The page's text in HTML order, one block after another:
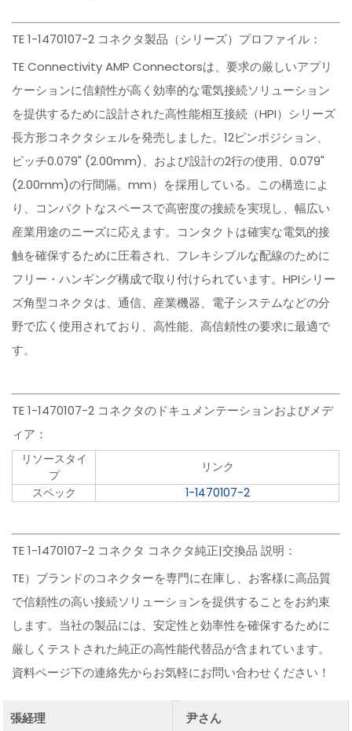
TE 1-1470107-2 コネクタ製品（シリーズ）プロファイル：
TE Connectivity AMP Connectorsは、要求の厳しいアプリ
ケーションに信頼性が高く効率的な電気接続ソリューション
を提供するために設計された高性能相互接続（HPI）シリーズ
長方形コネクタシェルを発売しました。12ピンポジション、
ピッチ0.079" (2.00mm)、および設計の2行の使用、0.079"
(2.00mm)の行間隔。mm）を採用している。この構造によ
り、コンパクトなスペースで高密度の接続を実現し、幅広い
産業用途のニーズに応えます。コンタクトは確実な電気的接
触を確保するために圧着され、フレキシブルな配線のために
フリー・ハンギング構成で取り付けられています。HPIシリー
ズ角型コネクタは、通信、産業機器、電子システムなどの分
野で広く使用されており、高性能、高信頼性の要求に最適で
す。
TE 1-1470107-2 コネクタのドキュメンテーションおよびメデ
ィア：
リソースタイ
プ
リンク
スペック
1-1470107-2
TE 1-1470107-2 コネクタ コネクタ純正|交換品 説明：
TE）ブランドのコネクターを専門に在庫し、お客様に高品質
で信頼性の高い接続ソリューションを提供することをお約束
します。当社の製品には、安定性と効率性を確保するために
厳しくテストされた純正の高性能代替品が含まれています。
資料ページ下の連絡先からお気軽にお問い合わせください！
張経理
尹さん